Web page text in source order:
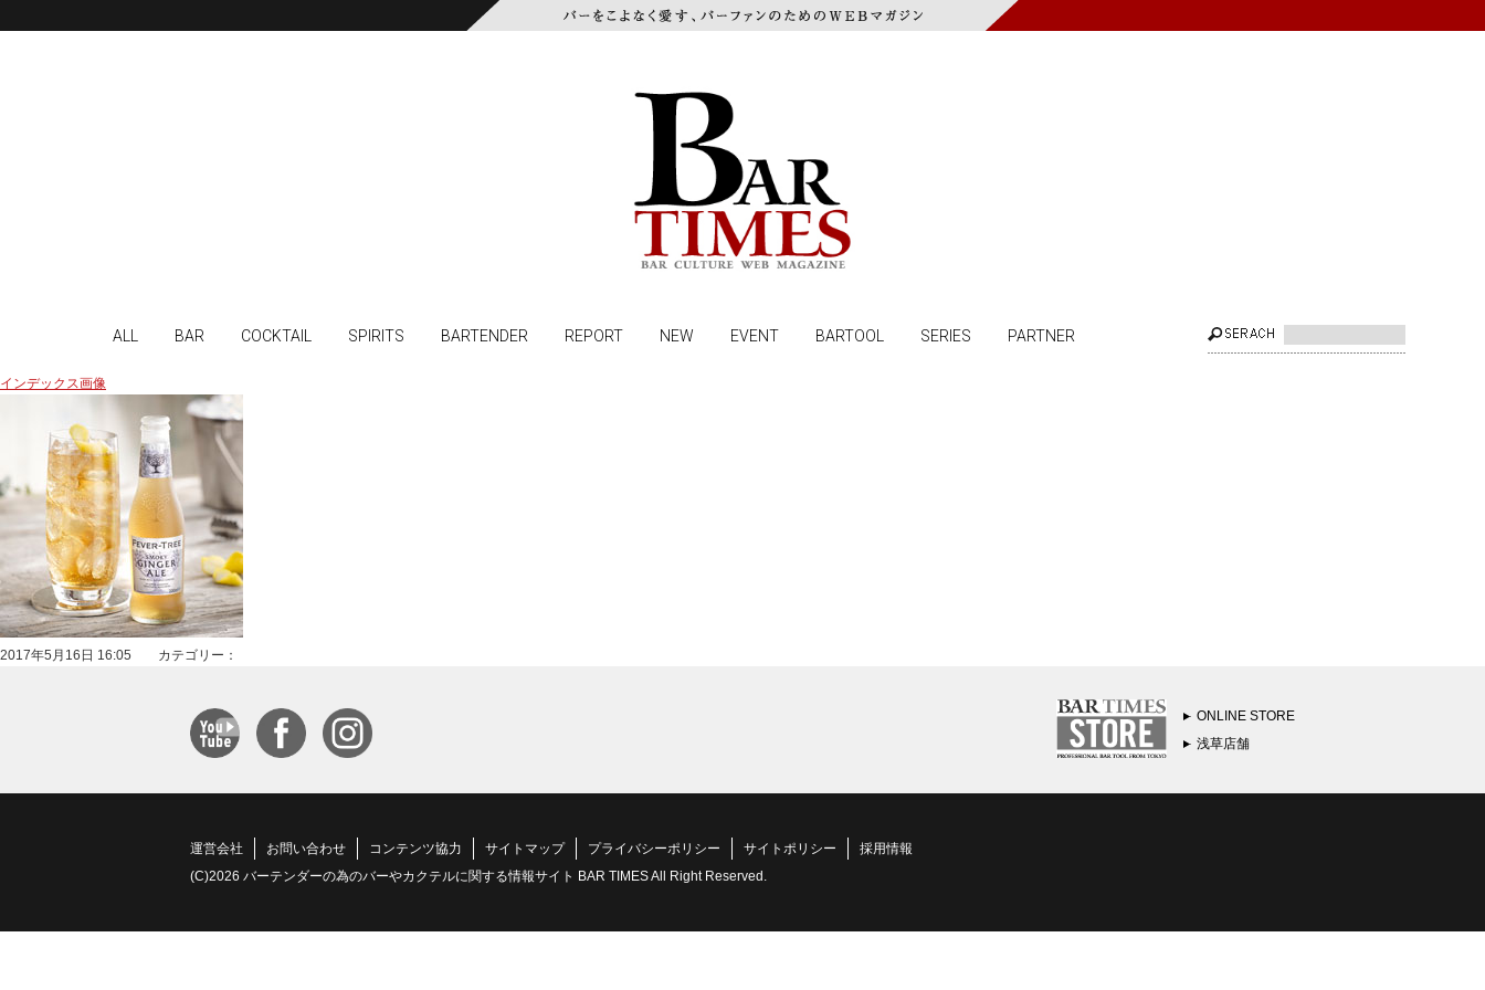
ALL BAR COCKTAIL SPIRITS BARTENDER REPORT NEW EVENT BARTOOL SERIES PARTNER
インデックス画像
2017年5月16日 16:05 カテゴリー：
ONLINE STORE
浅草店舗
運営会社 お問い合わせ コンテンツ協力 サイトマップ プライバシーポリシー サイトポリシー
採用情報
(C)2026 バーテンダーの為のバーやカクテルに関する情報サイト BAR TIMES All Right Reserved.